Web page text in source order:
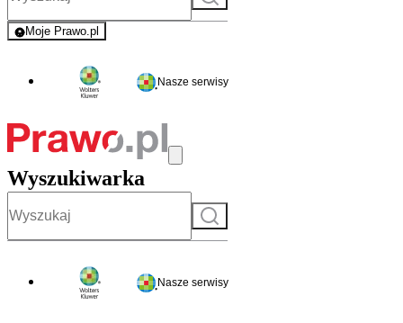
Moje Prawo.pl
- rejestracja i logowanie do serwisu
Nasze serwisy
Wyszukiwarka
Szukaj
Nasze serwisy